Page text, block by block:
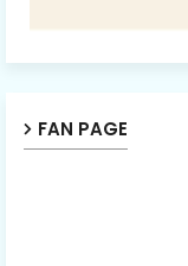
FAN PAGE